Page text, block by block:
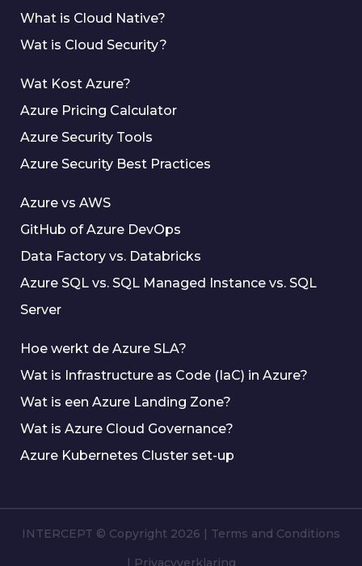
What is Cloud Native?
Wat is Cloud Security?
Wat Kost Azure?
Azure Pricing Calculator
Azure Security Tools
Azure Security Best Practices
Azure vs AWS
GitHub of Azure DevOps
Data Factory vs. Databricks
Azure SQL vs. SQL Managed Instance vs. SQL
Server
Hoe werkt de Azure SLA?
Wat is Infrastructure as Code (IaC) in Azure?
Wat is een Azure Landing Zone?
Wat is Azure Cloud Governance?
Azure Kubernetes Cluster set-up
INTERCEPT © Copyright 2026 | Terms and Conditions
| Privacyverklaring